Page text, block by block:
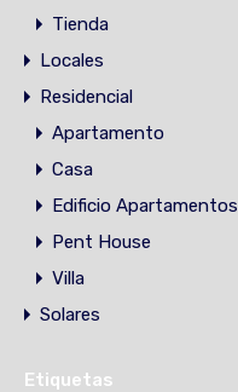
Tienda
Locales
Residencial
Apartamento
Casa
Edificio Apartamentos
Pent House
Villa
Solares
Etiquetas